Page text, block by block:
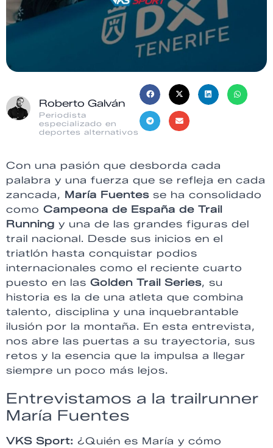
Roberto Galván
Periodista
especializado en
deportes alternativos
Con una pasión que desborda cada
palabra y una fuerza que se refleja en cada
zancada, María Fuentes se ha consolidado
como Campeona de España de Trail
Running y una de las grandes figuras del
trail nacional. Desde sus inicios en el
triatlón hasta conquistar podios
internacionales como el reciente cuarto
puesto en las Golden Trail Series, su
historia es la de una atleta que combina
talento, disciplina y una inquebrantable
ilusión por la montaña. En esta entrevista,
nos abre las puertas a su trayectoria, sus
retos y la esencia que la impulsa a llegar
siempre un poco más lejos.
Entrevistamos a la trailrunner
María Fuentes
VKS Sport: ¿Quién es María y cómo